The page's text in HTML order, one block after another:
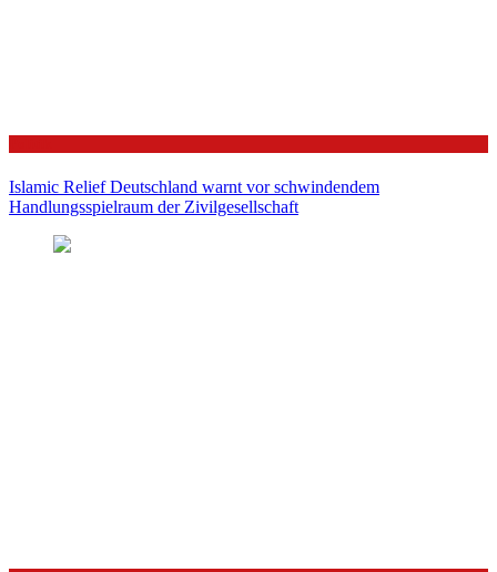
Islamic Relief Deutschland warnt vor schwindendem
Handlungsspielraum der Zivilgesellschaft